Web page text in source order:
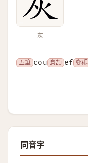
灰
五筆 cou 倉頡 ef 鄭碼
同音字